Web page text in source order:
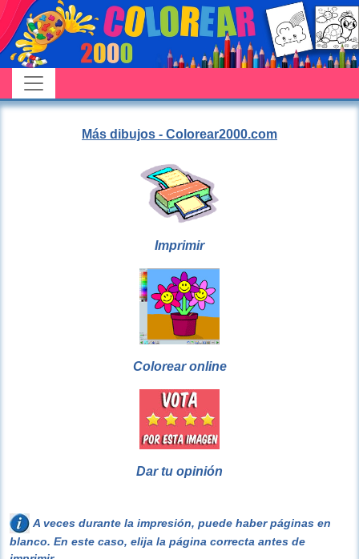
Más dibujos - Colorear2000.com
Imprimir
Colorear online
Dar tu opinión
A veces durante la impresión, puede haber páginas en
blanco. En este caso, elija la página correcta antes de